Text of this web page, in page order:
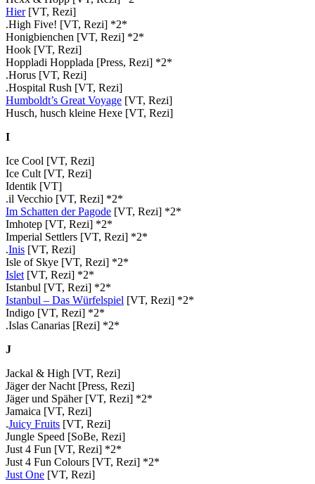
Hier[VT, Rezi]
.High Five! [VT, Rezi] *2*
Honigbienchen [VT, Rezi] *2*
Hook [VT, Rezi]
Hoppladi Hopplada [Press, Rezi] *2*
.Horus [VT, Rezi]
.Hospital Rush [VT, Rezi]
Humboldt’s Great Voyage [VT, Rezi]
Husch, husch kleine Hexe [VT, Rezi]
I
Ice Cool [VT, Rezi]
Ice Cult [VT, Rezi]
Identik [VT]
.il Vecchio [VT, Rezi] *2*
Im Schatten der Pagode [VT, Rezi] *2*
Imhotep [VT, Rezi] *2*
Imperial Settlers [VT, Rezi] *2*
.Inis [VT, Rezi]
Isle of Skye [VT, Rezi] *2*
Islet [VT, Rezi] *2*
Istanbul [VT, Rezi] *2*
Istanbul – Das Würfelspiel [VT, Rezi] *2*
Indigo [VT, Rezi] *2*
.Islas Canarias [Rezi] *2*
J
Jackal & High [VT, Rezi]
Jäger der Nacht [Press, Rezi]
Jäger und Späher [VT, Rezi] *2*
Jamaica [VT, Rezi]
.Juicy Fruits [VT, Rezi]
Jungle Speed [SoBe, Rezi]
Just 4 Fun [VT, Rezi] *2*
Just 4 Fun Colours [VT, Rezi] *2*
Just One [VT, Rezi]